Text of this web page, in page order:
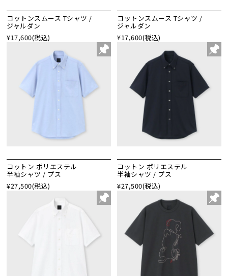
コットンスムース Tシャツ /
ジャルダン
¥17,600(税込)
コットンスムース Tシャツ /
ジャルダン
¥17,600(税込)
コットン ポリエステル
半袖シャツ / プス
¥27,500(税込)
コットン ポリエステル
半袖シャツ / プス
¥27,500(税込)